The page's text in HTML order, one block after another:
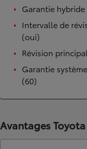
Garantie
Intervalle de
(oui)
Révision
Garantie
(60)
Avantages Toyota